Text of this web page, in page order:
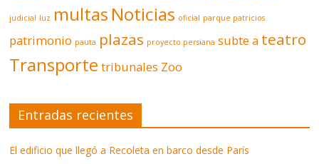
judicial luz multas Noticias oficial parque patricios
patrimonio pauta plazas proyecto persiana subte a teatro
Transporte tribunales Zoo
Entradas recientes
El edificio que llegó a Recoleta en barco desde París